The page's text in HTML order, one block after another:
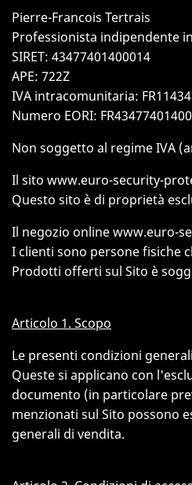
Pierre-Francois Tertrais
Professionista indipendente
SIRET: 43477401400014
APE: 722Z
IVA intracomunitaria:
Numero EORI:
Non soggetto al regime IVA
Il sito www.euro-security-
Questo sito è di proprietà
Il negozio online www.euro-
I clienti sono persone fisiche
Prodotti offerti sul Sito è
Articolo 1. Scopo
Le presenti condizioni
Queste si applicano con
documento (in particolare
menzionati sul Sito possono
generali di vendita.